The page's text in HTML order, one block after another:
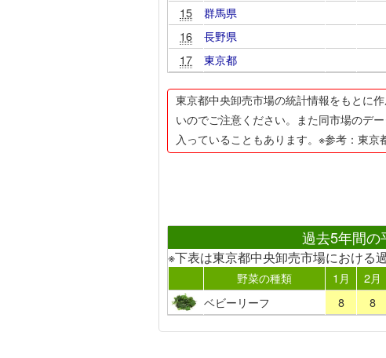
15
群馬県
16
長野県
17
東京都
東京都中央卸売市場の統計情報をもとに
いのでご注意ください。また同市場のデ
入っていることもあります。※参考：東京
過去5年間の
※下表は東京都中央卸売市場における
野菜の種類 1月 2月
ベビーリーフ
8 8